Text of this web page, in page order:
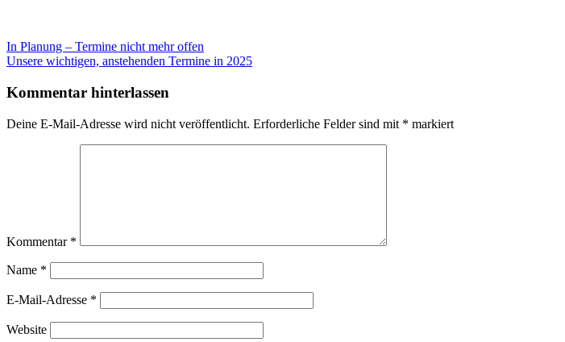
Beitragsnavigation
Vorheriger
Beitrag:
In Planung – Termine nicht mehr offen
Nächster
Unsere wichtigen, anstehenden Termine in 2025
Kommentar hinterlassen
Deine E-Mail-Adresse wird nicht veröffentlicht. Erforderliche Felder sind mit * markiert
Kommentar *
Name *
E-Mail-Adresse *
Website